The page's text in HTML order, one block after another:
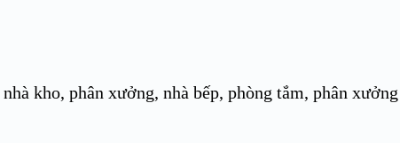
kho, phân xưởng, nhà bếp, phòng tắm, phân